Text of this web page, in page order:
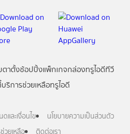
ตาตั้งช้อปปิ้งแพ็กเกจกล่องทรูไอดีทีวี
บริการช่วยเหลือทรูไอดี
และเงื่อนไข
นโยบายความเป็นส่วนตัว
วยเหลือ
ติดต่อเรา